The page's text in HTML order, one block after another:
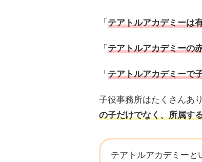
「 テアトルアカデミーは
「 テアトルアカデミーの
「 テアトルアカデミーで
子役事務所はたくさんあ
の子だけでなく、所属す
テアトルアカデミーと